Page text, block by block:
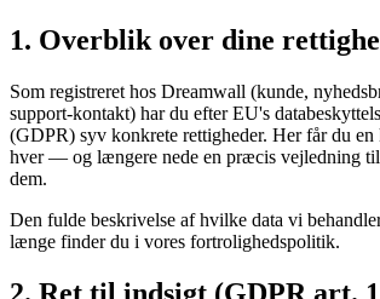
1. Overblik over dine
Som registreret hos Dreamwall (kunde,
support-kontakt) har du efter EU's
(GDPR) syv konkrete rettigheder. Her får du en
hver — og længere nede en præcis vejledning
dem.
Den fulde beskrivelse af hvilke data vi
længe finder du i vores fortrolighedspolitik.
2. Ret til indsigt (GDPR art.